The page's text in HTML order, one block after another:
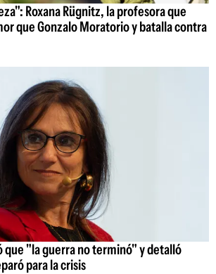
Roxana Rügnitz, la profesora que
que Gonzalo Moratorio y batalla contra
que "la guerra no terminó" y detalló
para la crisis